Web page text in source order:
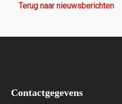
Terug naar nieuwsberichten
Contactgegevens